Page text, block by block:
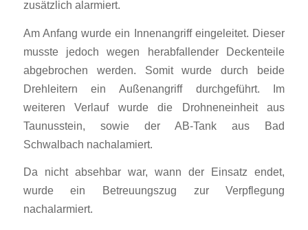
zusätzlich alarmiert.
Am Anfang wurde ein Innenangriff eingeleitet. Dieser
musste jedoch wegen herabfallender Deckenteile
abgebrochen werden. Somit wurde durch beide
Drehleitern ein Außenangriff durchgeführt. Im
weiteren Verlauf wurde die Drohneneinheit aus
Taunusstein, sowie der AB-Tank aus Bad
Schwalbach nachalamiert.
Da nicht absehbar war, wann der Einsatz endet,
wurde ein Betreuungszug zur Verpflegung
nachalarmiert.